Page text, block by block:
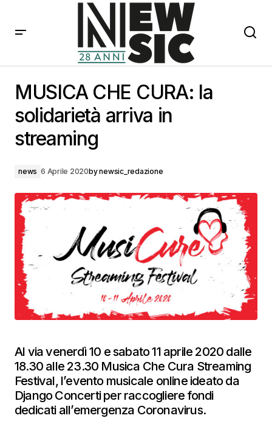
MUSICA CHE CURA: la
solidarietà arriva in
streaming
news 6 Aprile 2020bynewsic_redazione
Al via venerdì 10 e sabato 11 aprile 2020 dalle
18.30 alle 23.30 Musica Che Cura Streaming
Festival, l’evento musicale online ideato da
Django Concerti per raccogliere fondi
dedicati all’emergenza Coronavirus.